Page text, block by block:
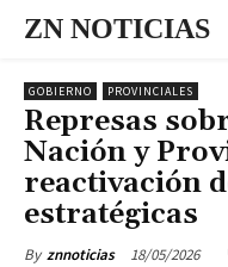
ZN NOTICIAS
GOBIERNO PROVINCIALES
Represas
Nación y
reactivación
estratégicas
By znnoticias 18/05/2026